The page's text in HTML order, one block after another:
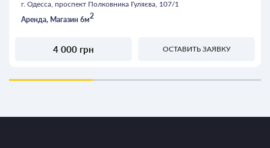
г. Одесса, проспект Полковника Гуляєва, 107/1
Аренда, Магазин 6м2
4 000 грн ОСТАВИТЬ ЗАЯВКУ